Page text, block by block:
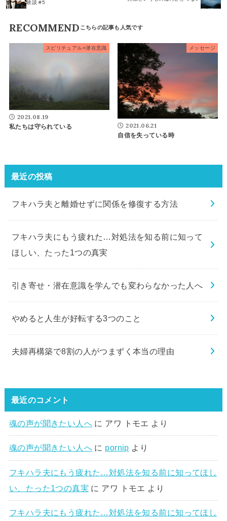
験談 #5
RECOMMEND
スピリチュアル×潜在意識
2021.08.19
私たちは守られている
メッセージ
2021.06.21
自信を失っている時
最近の投稿
フキハラ夫と離婚せずに関係を修復する方法
フキハラ夫にもう疲れた…対処法を知る前に知って
ほしい、たった1つの真実
引き寄せ・潜在意識を学んでも変わらなかった人へ
やめると人生が好転する3つのこと
夫婦再構築で8割の人がつまずく本当の理由
最近のコメント
魂の声が聞きたい人へ に アワ トモエ より
魂の声が聞きたい人へ に pornip より
フキハラ夫にもう疲れた…対処法を知る前に知ってほし
い、たった1つの真実 に アワ トモエ より
フキハラ夫にもう疲れた…対処法を知る前に知ってほし